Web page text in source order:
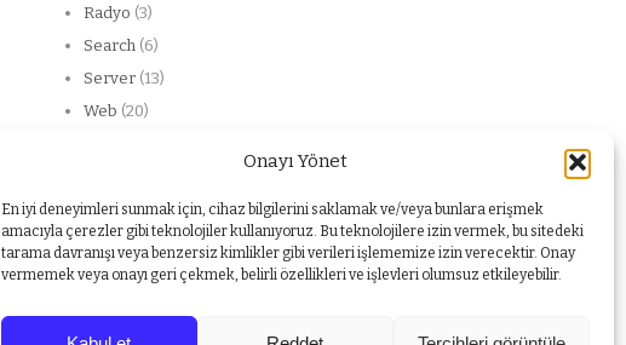
Onayı Yönet
En iyi deneyimleri sunmak için, cihaz bilgilerini saklamak ve/veya bunlara erişmek
amacıyla çerezler gibi teknolojiler kullanıyoruz. Bu teknolojilere izin vermek, bu sitedeki
tarama davranışı veya benzersiz kimlikler gibi verileri işlememize izin verecektir. Onay
vermemek veya onayı geri çekmek, belirli özellikleri ve işlevleri olumsuz etkileyebilir.
Radyo (3)
Search (6)
Server (13)
Web (20)
Yabancı dil(1)